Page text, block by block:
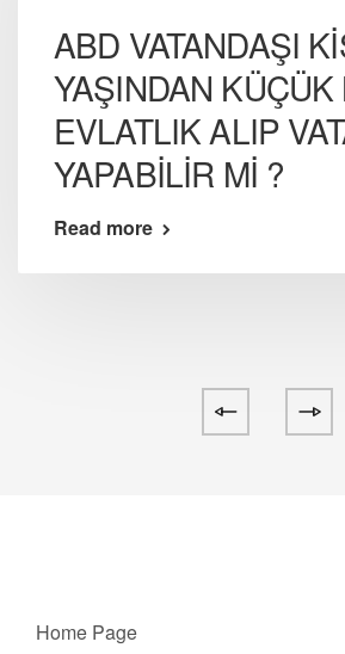
ABD VATANDAŞI
YAŞINDAN KÜÇÜK
EVLATLIK ALIP
YAPABİLİR Mİ ?
Read more
Home Page